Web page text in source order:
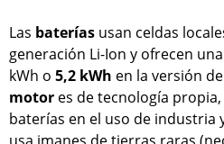
Las baterías usan celdas
generación Li-Ion y ofrecen
kWh o 5,2 kWh en la versión
motor es de tecnología
baterías en el uso de industria